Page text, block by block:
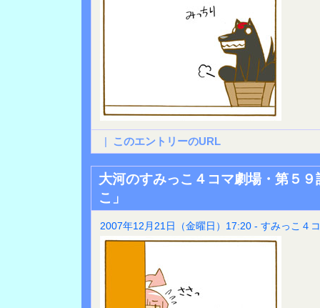
| このエントリーのURL
大河のすみっこ４コマ劇場・第５
こ」
2007年12月21日（金曜日）17:20 - すみっこ４